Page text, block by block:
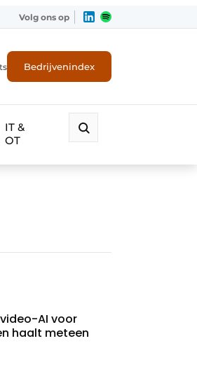
Volg ons op
Bedrijvenindex
IT &
OT
AI voor
haalt meteen